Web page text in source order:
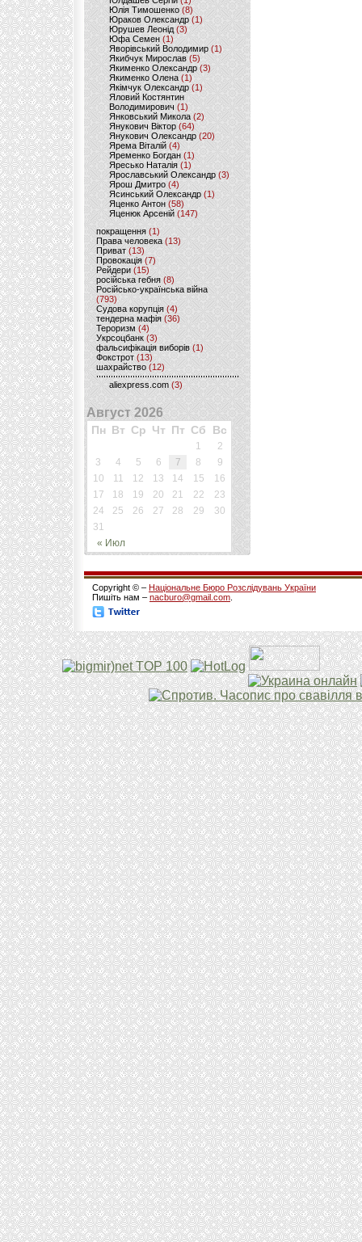
Юлія Тимошенко (8)
Юраков Олександр (1)
Юрушев Леонід (3)
Юфа Семен (1)
Яворівський Володимир (1)
Якибчук Мирослав (5)
Якименко Олександр (3)
Якименко Олена(1)
Якімчук Олександр (1)
Яловий Костянтин
Володимирович (1)
Янковський Микола(2)
Янукович Віктор (64)
Янукович Олександр(20)
Ярема Віталій(4)
Яременко Богдан(1)
Яресько Наталія(1)
Ярославський Олександр (3)
Ярош Дмитро (4)
Ясинський Олександр (1)
Яценко Антон(58)
Яценюк Арсеній (147)
покращення (1)
Права человека(13)
Приват (13)
Провокація (7)
Рейдери (15)
російська гебня (8)
Російсько-українська війна
(793)
Судова корупція (4)
тендерна мафія (36)
Тероризм (4)
Укрсоцбанк (3)
фальсифікація виборів (1)
Фокстрот(13)
шахрайство (12)
aliexpress.com (3)
Август 2026
Пн Вт Ср Чт Пт Сб Вс
« Июл
1
2
3
4 5 6 7 8
9
10
11 12 13 14 15
16
17
18 19 20 21 22
23
24
25 26 27 28 29
30
31
Copyright © – Національне Бюро Розслідувань України
Пишіть нам – nacburo@gmail.com